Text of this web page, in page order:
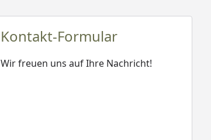
Kontakt-Formular
Wir freuen uns auf Ihre Nachricht!